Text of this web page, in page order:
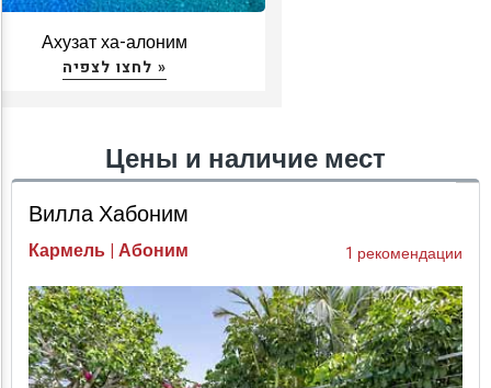
Ахузат ха-алоним
לחצו לצפיה »
Цены и наличие мест
Вилла Хабоним
Кармель | Абоним 1 рекомендации